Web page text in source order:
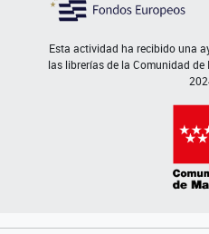
Esta actividad ha recibido una
las librerías de la Comunidad